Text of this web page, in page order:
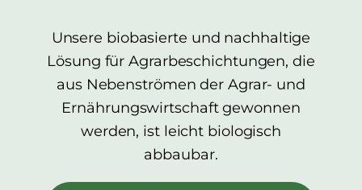
Unsere biobasierte und nachhaltige
Lösung für Agrarbeschichtungen, die
aus Nebenströmen der Agrar- und
Ernährungswirtschaft gewonnen
werden, ist leicht biologisch
abbaubar.